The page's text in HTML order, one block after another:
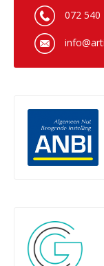
072 540